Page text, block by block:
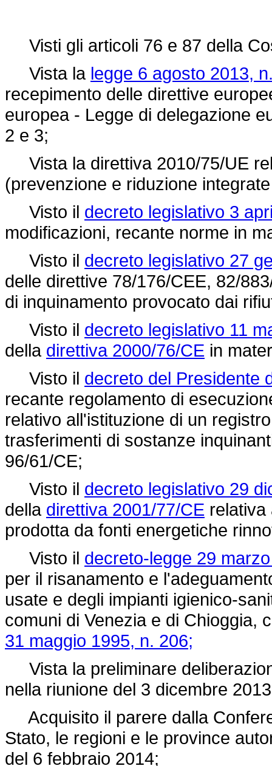
Visti gli articoli 76 e 87 della
Vista la legge 6 agosto 2013,
recepimento delle direttive
europea - Legge di delegazione
2 e 3;
Vista la direttiva 2010/75/UE
(prevenzione e riduzione
Visto il decreto legislativo 3
modificazioni, recante norme in
Visto il decreto legislativo 27
delle direttive 78/176/CEE, 82/
di inquinamento provocato dai
Visto il decreto legislativo 11
della direttiva 2000/76/CE in
Visto il decreto del Presidente
recante regolamento di
relativo all'istituzione di un
trasferimenti di sostanze
96/61/CE;
Visto il decreto legislativo 29
della direttiva 2001/77/CE relativa
prodotta da fonti energetiche
Visto il decreto-legge 29
per il risanamento e
usate e degli impianti igienico-
comuni di Venezia e di Chioggia,
31 maggio 1995, n. 206;
Vista la preliminare
nella riunione del 3 dicembre
Acquisito il parere dalla
Stato, le regioni e le province
del 6 febbraio 2014;